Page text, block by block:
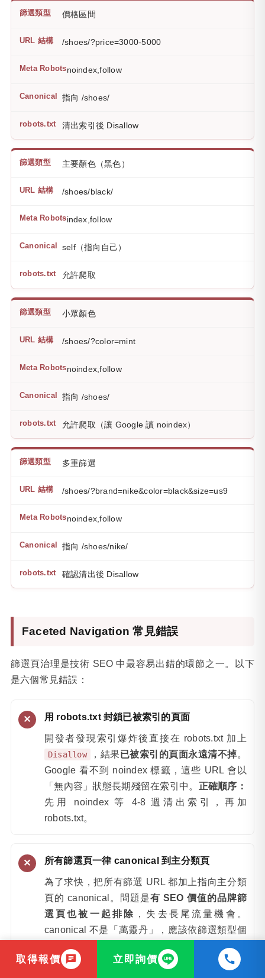
取得報價 立即詢價
價格區間
/shoes/?price=3000-5000
noindex,follow
指向 /shoes/
清出索引後 Disallow
主要顏色（黑色）
/shoes/black/
index,follow
self（指向自己）
允許爬取
小眾顏色
/shoes/?color=mint
noindex,follow
指向 /shoes/
允許爬取（讓 Google 讀 noindex）
多重篩選
/shoes/?brand=nike&color=black&size=us9
noindex,follow
指向 /shoes/nike/
確認清出後 Disallow
Faceted Navigation 常見錯誤
篩選頁治理是技術 SEO 中最容易出錯的環節之一。以下
是六個常見錯誤：
用 robots.txt 封鎖已被索引的頁面
開發者發現索引爆炸後直接在 robots.txt 加上
Disallow ，結果已被索引的頁面永遠清不掉。
Google 看不到 noindex 標籤，這些 URL 會以
「無內容」狀態長期殘留在索引中。 正確順序：
先用 noindex 等 4-8 週清出索引，再加
robots.txt。
所有篩選頁一律 canonical 到主分類頁
為了求快，把所有篩選 URL 都加上指向主分類
頁的 canonical。問題是有 SEO 價值的品牌篩
選頁也被一起排除 ，失去長尾流量機會。
canonical 不是「萬靈丹」，應該依篩選類型個